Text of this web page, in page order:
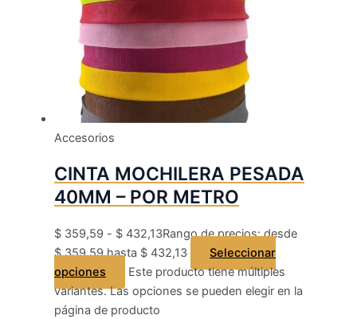
Accesorios
CINTA MOCHILERA PESADA
40MM – POR METRO
$ 359,59 - $ 432,13Rango de precios: desde
$ 359,59 hasta $ 432,13
Seleccionar
opciones
Este producto tiene múltiples
variantes. Las opciones se pueden elegir en la
página de producto